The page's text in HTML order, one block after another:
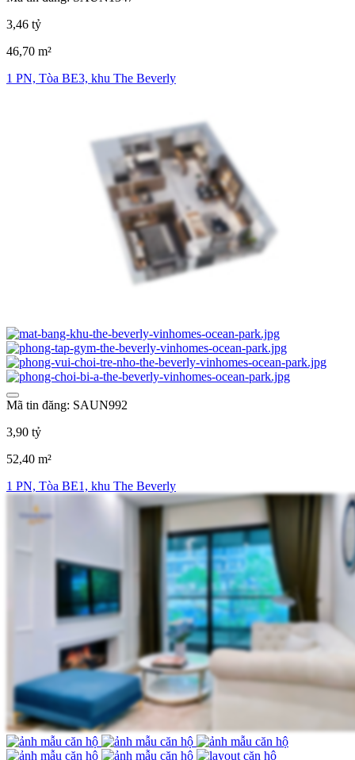
3,46 tỷ
46,70 m²
1 PN, Tòa BE3, khu The Beverly
Mã tin đăng: SAUN992
3,90 tỷ
52,40 m²
1 PN, Tòa BE1, khu The Beverly